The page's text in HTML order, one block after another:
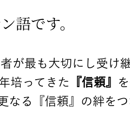
語です。
が最も大切にし受け
培ってきた 『信頼』
る『信頼』の絆をつ